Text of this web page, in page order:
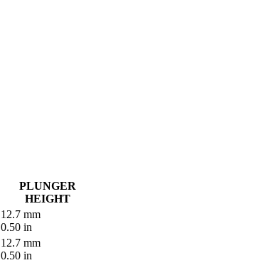
PLUNGER
HEIGHT
12.7 mm
0.50 in
12.7 mm
0.50 in